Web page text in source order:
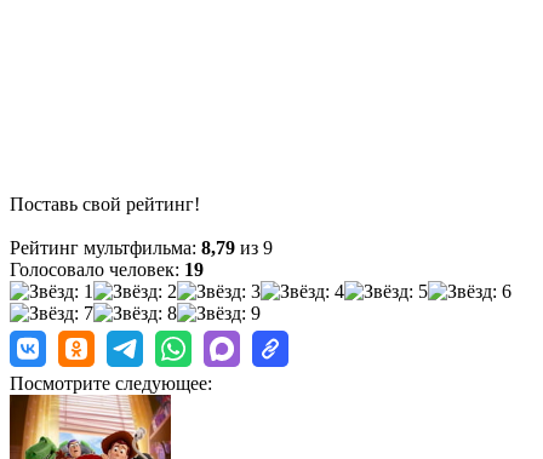
Поставь свой рейтинг!
Рейтинг мультфильма: 8,79 из 9
Голосовало человек: 19
Посмотрите следующее: